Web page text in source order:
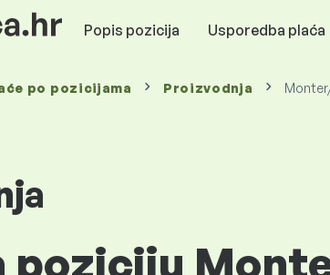
Popis pozicija Usporedba plaća
po pozicijama Proizvodnja
poziciju